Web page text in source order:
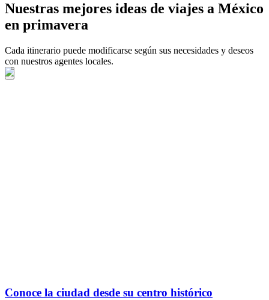
Nuestras mejores ideas de viajes a México
en primavera
Cada itinerario puede modificarse según sus necesidades y deseos
con nuestros agentes locales.
Conoce la ciudad desde su centro histórico